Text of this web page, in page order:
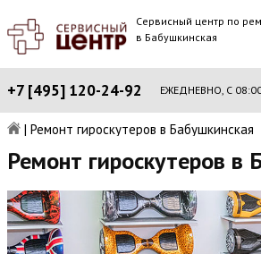
Сервисный центр по
в Бабушкинская
+7 [495] 120-24-92 ЕЖЕДНЕВНО, С
| Ремонт гироскутеров в Бабушкинская
Ремонт гироскутеров в